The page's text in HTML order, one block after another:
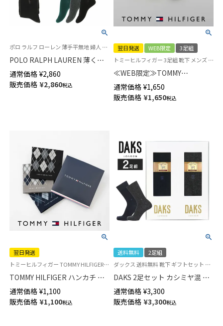
ポロ ラルフ ローレン 薄手平無地 婦人 タイツ 冬 旧01847606
POLO RALPH LAUREN 薄くて
暖かい毛混タイツ ワンポイント
刺繍 マチ付 レディース
01847611
通常価格 ¥2,860
販売価格 ¥2,860税込
翌日発送 WEB限定
3足組
トミーヒルフィガー 3足組 靴下 メンズ レディース
≪WEB限定≫TOMMY
HILFIGER 【3足セット】 足底パ
イル トップロゴ オーガニック
コットン混 スニーカー丈ソック
通常価格 ¥1,650
販売価格 ¥1,650税込
翌日発送
トミーヒルフィガー TOMMY HILFIGER 公式オンラインショップ・正規ライセンス品 メンズ ブランド ハンカチ ギフト・プレゼント
TOMMY HILFIGER ハンカチ ア
ーガイル柄 綿100％ メンズ
【365日最短翌日発送】
02582162
通常価格 ¥1,100
販売価格 ¥1,100税込
送料無料
2足組
ダックス 送料無料 靴下 ギフトセット 贈答用
DAKS 2足セット カシミヤ混 ビ
ジネスソックス ギフトセット
日本製 クルー丈 メンズ
02534024（DA-32CA） giftset
通常価格 ¥3,300
販売価格 ¥3,300税込